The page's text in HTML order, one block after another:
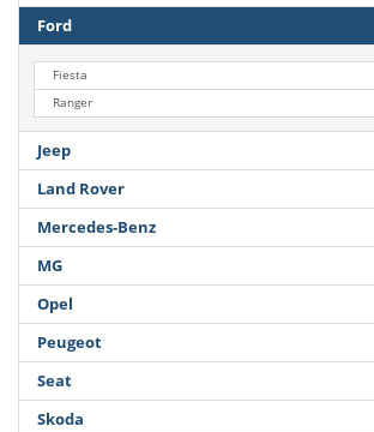
Ford
Fiesta
Ranger
Jeep
Land Rover
Mercedes-Benz
MG
Opel
Peugeot
Seat
Skoda